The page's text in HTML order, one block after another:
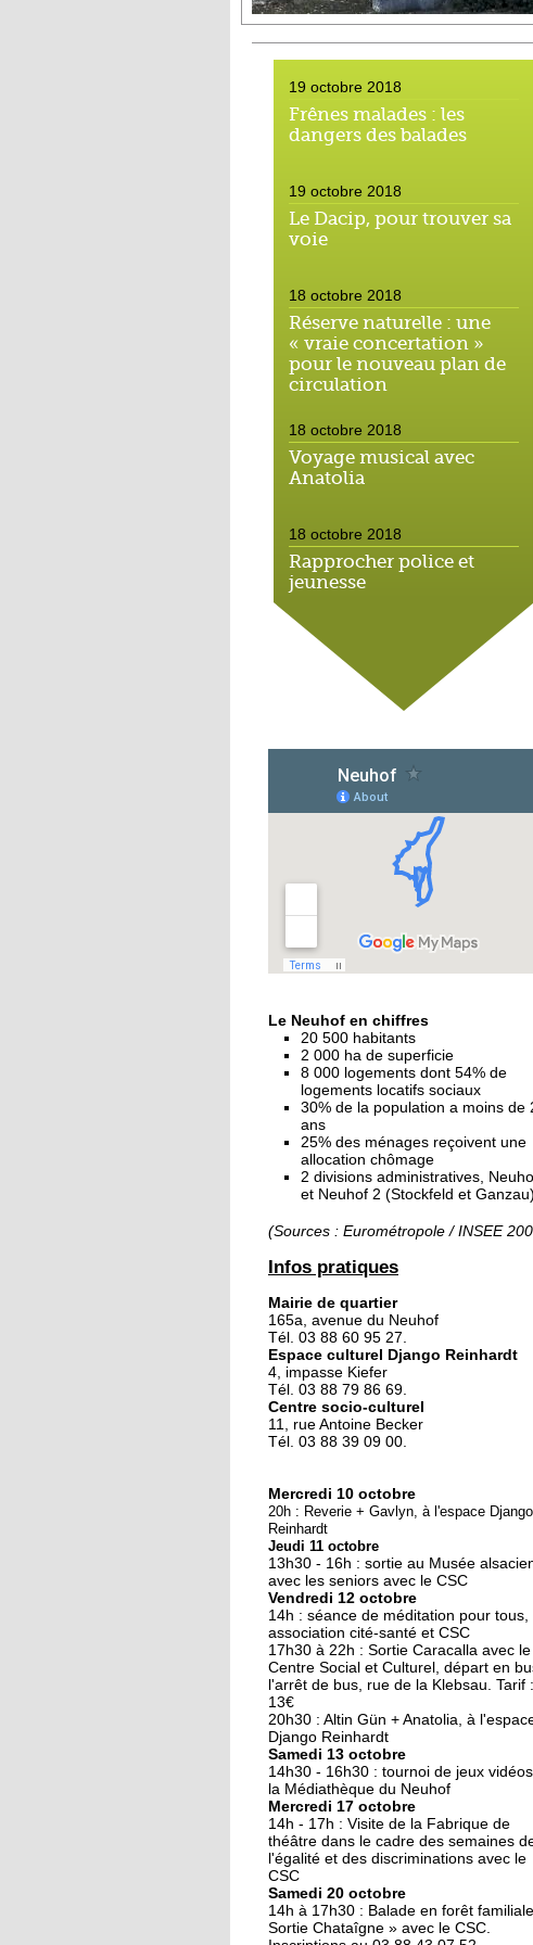
19 octobre 2018
Frênes malades : les
dangers des balades
19 octobre 2018
Le Dacip, pour trouver sa
voie
18 octobre 2018
Réserve naturelle : une
« vraie concertation »
pour le nouveau plan de
circulation
18 octobre 2018
Voyage musical avec
Anatolia
18 octobre 2018
Rapprocher police et
jeunesse
18 octobre 2018
Un jardin face aux
obstacles
Jouer à Fifa à la
médiathèque
16 octobre 2018
«Chacun me propose un
autofinancement là, ce
qui vous vient !»
16 octobre 2018
ciel ouvert »
16 octobre 2018
Un vécu de poids
15 octobre 2018
Difracto : devenir un pro
avec Django
Le vrac s'invite au Neuhof
11 octobre 2018
Les petites filles
chaussent leurs
10 octobre 2018
Nouveau look pour une
nouvelle mairie
19 octobre 2017
Face au challenge du
numérique
19 octobre 2017
La précarité tue
18 octobre 2017
Quatre décennies au
chevet du Neuhof
18 octobre 2017
Le Neuhof en chiffres
20 500 habitants
2 000 ha de superficie
8 000 logements dont 54% de
logements locatifs sociaux
30% de la population a moins de
ans
25% des ménages reçoivent une
allocation chômage
2 divisions administratives,
et Neuhof 2 (Stockfeld et Ganzau)
(Sources : Eurométropole / INSEE
Infos pratiques
Mairie de quartier
165a, avenue du Neuhof
Tél. 03 88 60 95 27.
Espace culturel Django Reinhardt
4, impasse Kiefer
Tél. 03 88 79 86 69.
Centre socio-culturel
11, rue Antoine Becker
Tél. 03 88 39 09 00.
Mercredi 10 octobre
20h : Reverie + Gavlyn, à l'espace Django
Reinhardt
Jeudi 11 octobre
13h30 - 16h : sortie au Musée
avec les seniors avec le CSC
Vendredi 12 octobre
14h : séance de méditation pour tous,
association cité-santé et CSC
17h30 à 22h : Sortie Caracalla avec le
Centre Social et Culturel, départ en
l'arrêt de bus, rue de la Klebsau. Tarif :
13€
20h30 : Altin Gün + Anatolia, à
Django Reinhardt
Samedi 13 octobre
14h30 - 16h30 : tournoi de jeux
la Médiathèque du Neuhof
Mercredi 17 octobre
14h - 17h : Visite de la Fabrique de
théâtre dans le cadre des semaines
l'égalité et des discriminations avec le
CSC
Samedi 20 octobre
14h à 17h30 : Balade en forêt
Sortie Chataîgne » avec le CSC.